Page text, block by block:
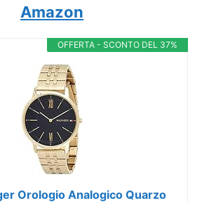
Amazon
OFFERTA - SCONTO DEL 37%
Orologio Analogico Quarzo